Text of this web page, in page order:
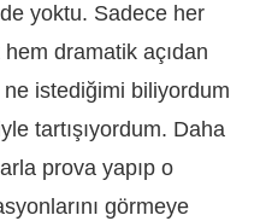
yoktu. Sadece her
dramatik açıdan
istediğimi biliyordum
tartışıyordum. Daha
prova yapıp o
görmeye